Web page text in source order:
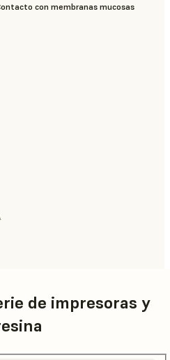
con membranas mucosas
de impresoras y